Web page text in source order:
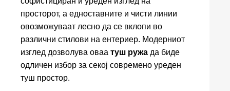
просторот, а едноставните и чисти линии
овозможуваат лесно да се вклопи во
различни стилови на ентериер. Модерниот
изглед дозволува оваа туш ружа да биде
одличен избор за секој современо уреден
туш простор.